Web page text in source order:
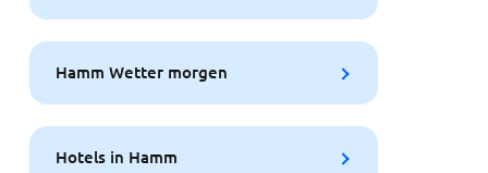
Hamm Wetter morgen
Hotels in Hamm